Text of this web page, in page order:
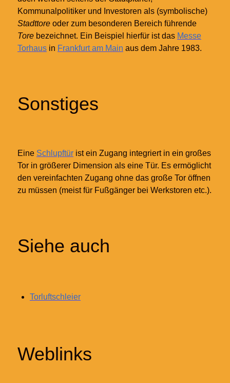
Kommunalpolitiker und Investoren als (symbolische)
Stadttore oder zum besonderen Bereich führende
Tore bezeichnet. Ein Beispiel hierfür ist das Messe
Torhaus in Frankfurt am Main aus dem Jahre 1983.
Sonstiges
Eine Schlupftür ist ein Zugang integriert in ein großes
Tor in größerer Dimension als eine Tür. Es ermöglicht
den vereinfachten Zugang ohne das große Tor öffnen
zu müssen (meist für Fußgänger bei Werkstoren etc.).
Siehe auch
Torluftschleier
Weblinks